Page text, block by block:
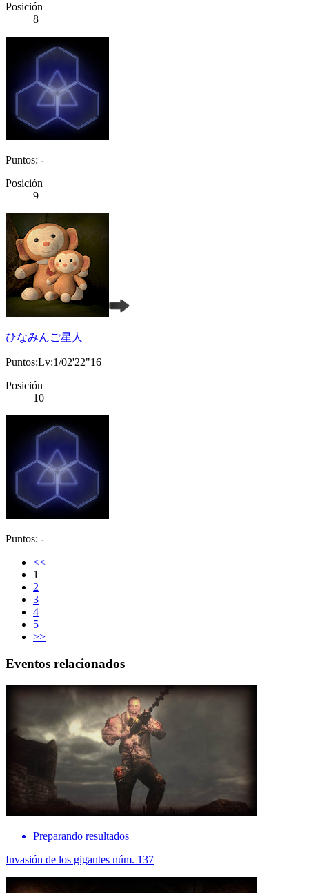
Posición
8
Puntos: -
Posición
9
ひなみんご星人
Puntos:Lv:1/02'22"16
Posición
10
Puntos: -
<<
1
2
3
4
5
>>
Eventos relacionados
Preparando resultados
Invasión de los gigantes núm. 137